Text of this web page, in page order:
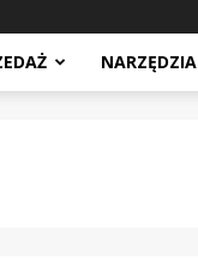
NARZĘDZIA